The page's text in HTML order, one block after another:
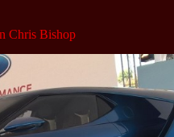
Chris Bishop